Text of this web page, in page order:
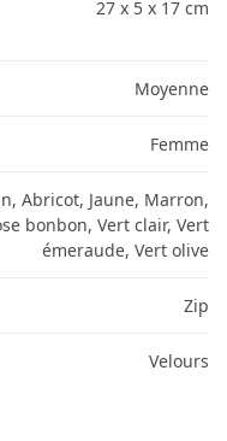
27 x 5 x 17 cm
Moyenne
Femme
Abricot, Jaune, Marron,
bonbon, Vert clair, Vert
émeraude, Vert olive
Zip
Velours